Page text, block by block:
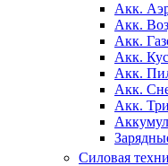
Акк.
Акк.
Акк.
Акк.
Акк.
Акк.
Акк.
Силовая